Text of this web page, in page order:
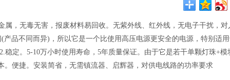
，无毒无害，报废材料易回收。无紫外线、红外线，无电子干扰，
品不同而异)，所以它是一个比使用高压电源更安全的电源，特别适
定。5-10万小时使用寿命，5年质量保证。由于它是若干单颗灯珠+模
便捷。安装简省，无需镇流器、启辉器，对供电线路的功率要求